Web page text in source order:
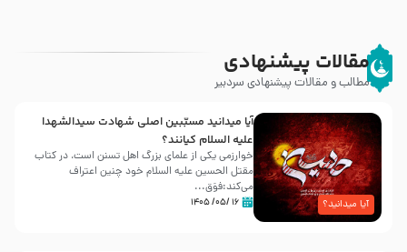
مقالات پیشنهادی
مطالب و مقالات پیشنهادی سردبیر
آیا میدانید؟
آیا میدانید مسبّبین اصلی شهادت سیدالشهدا
علیه ‌السلام کیانند؟
خوارزمی یکی از علمای بزرگ اهل تسنن است، در کتاب
مقتل الحسین علیه ‌السلام خود چنین اعتراف
می‌کند:فوَق...
۱۶ /۰۵/ ۱۴۰۵